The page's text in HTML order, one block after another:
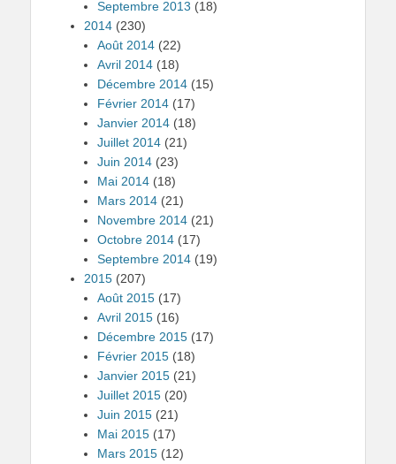
Septembre 2013 (18)
2014 (230)
Août 2014 (22)
Avril 2014 (18)
Décembre 2014 (15)
Février 2014 (17)
Janvier 2014 (18)
Juillet 2014 (21)
Juin 2014 (23)
Mai 2014 (18)
Mars 2014 (21)
Novembre 2014 (21)
Octobre 2014 (17)
Septembre 2014 (19)
2015 (207)
Août 2015 (17)
Avril 2015 (16)
Décembre 2015 (17)
Février 2015 (18)
Janvier 2015 (21)
Juillet 2015 (20)
Juin 2015 (21)
Mai 2015 (17)
Mars 2015 (12)